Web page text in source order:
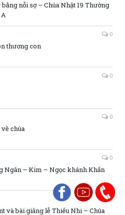
nỗi sợ – Chúa Nhật 19 Thường
0
thương con
0
0
chúa
0
Ngân – Kim – Ngọc khánh Khấn
0
và bài giảng lễ Thiếu Nhi – Chúa